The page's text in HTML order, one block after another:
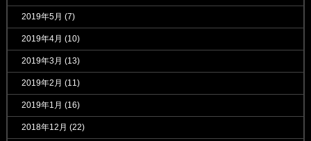
2019年5月 (7)
2019年4月 (10)
2019年3月 (13)
2019年2月 (11)
2019年1月 (16)
2018年12月 (22)